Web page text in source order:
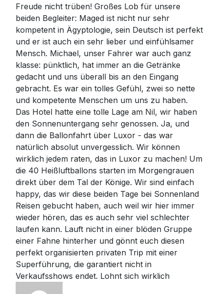
Freude nicht trüben! Großes Lob für unsere
beiden Begleiter: Maged ist nicht nur sehr
kompetent in Ägyptologie, sein Deutsch ist perfekt
und er ist auch ein sehr lieber und einfühlsamer
Mensch. Michael, unser Fahrer war auch ganz
klasse: pünktlich, hat immer an die Getränke
gedacht und uns überall bis an den Eingang
gebracht. Es war ein tolles Gefühl, zwei so nette
und kompetente Menschen um uns zu haben.
Das Hotel hatte eine tolle Lage am Nil, wir haben
den Sonnenuntergang sehr genossen. Ja, und
dann die Ballonfahrt über Luxor - das war
natürlich absolut unvergesslich. Wir können
wirklich jedem raten, das in Luxor zu machen! Um
die 40 Heißluftballons starten im Morgengrauen
direkt über dem Tal der Könige. Wir sind einfach
happy, das wir diese beiden Tage bei Sonnenland
Reisen gebucht haben, auch weil wir hier immer
wieder hören, das es auch sehr viel schlechter
laufen kann. Lauft nicht in einer blöden Gruppe
einer Fahne hinterher und gönnt euch diesen
perfekt organisierten privaten Trip mit einer
Superführung, die garantiert nicht in
Verkaufsshows endet. Lohnt sich wirklich